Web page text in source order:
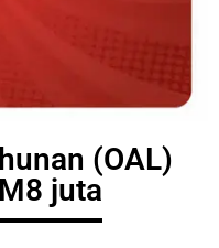
(OAL)
juta